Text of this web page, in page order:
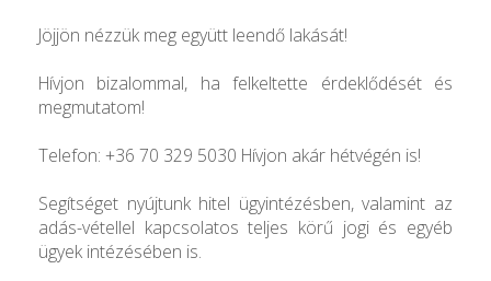
Jöjjön nézzük meg együtt leendő lakását!
Hívjon bizalommal, ha felkeltette érdeklődését és
megmutatom!
Telefon: +36 70 329 5030 Hívjon akár hétvégén is!
Segítséget nyújtunk hitel ügyintézésben, valamint az
adás-vétellel kapcsolatos teljes körű jogi és egyéb
ügyek intézésében is.